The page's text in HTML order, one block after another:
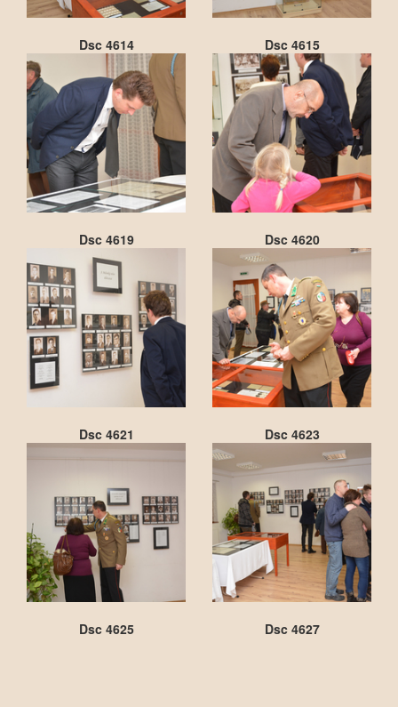
Dsc 4614 Dsc 4615
Dsc 4619 Dsc 4620
Dsc 4621 Dsc 4623
Dsc 4625 Dsc 4627